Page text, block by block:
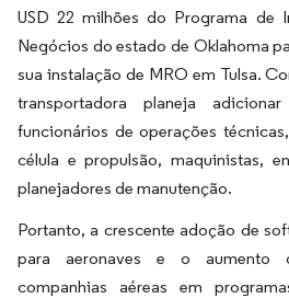
USD 22 milhões do Programa de
Negócios do estado de Oklahoma
sua instalação de MRO em Tulsa.
transportadora planeja
funcionários de operações
célula e propulsão, maquinistas,
planejadores de manutenção.
Portanto, a crescente adoção de
para aeronaves e o aumento
companhias aéreas em